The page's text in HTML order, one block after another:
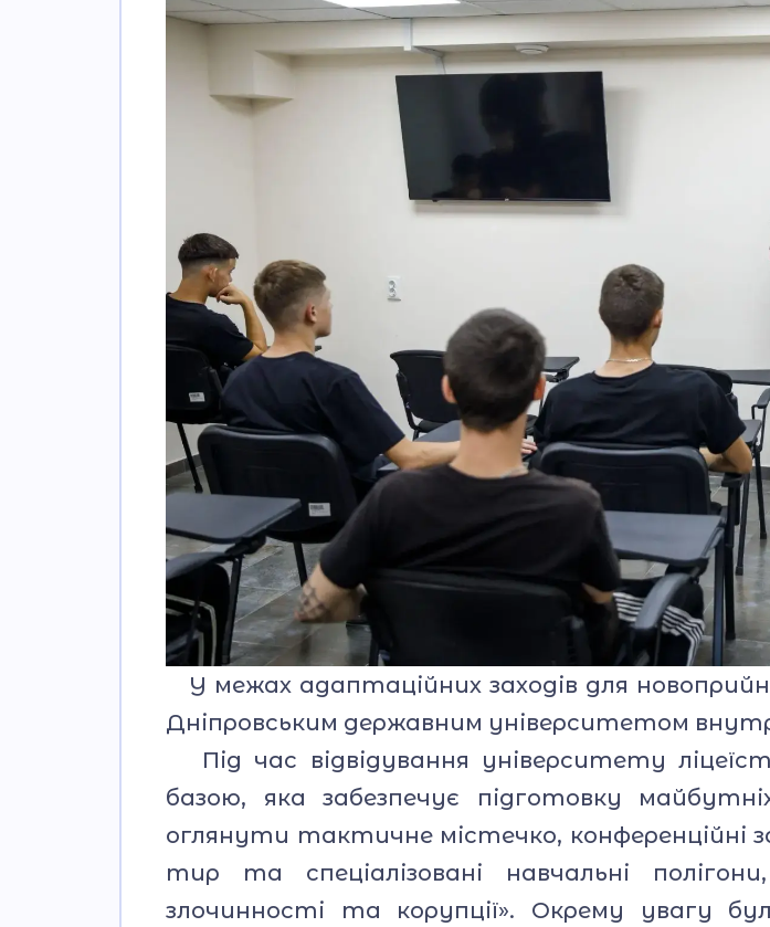
У межах адаптаційних заходів для
Дніпровським державним університетом
Під час відвідування університету
базою, яка забезпечує підготовку
оглянути тактичне містечко, конференційні
тир та спеціалізовані навчальні
злочинності та корупції». Окрему увагу